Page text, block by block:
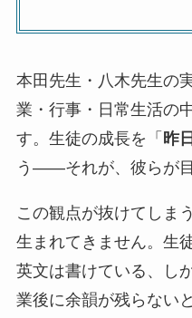
本田先生・八木先生の
業・行事・日常生活の
す。生徒の成長を「 昨
う――それが、彼らが
この観点が抜けてしま
生まれてきません。生
英文は書けている、し
業後に余韻が残らない